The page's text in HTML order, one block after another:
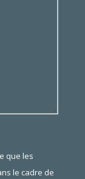
que les
le cadre de